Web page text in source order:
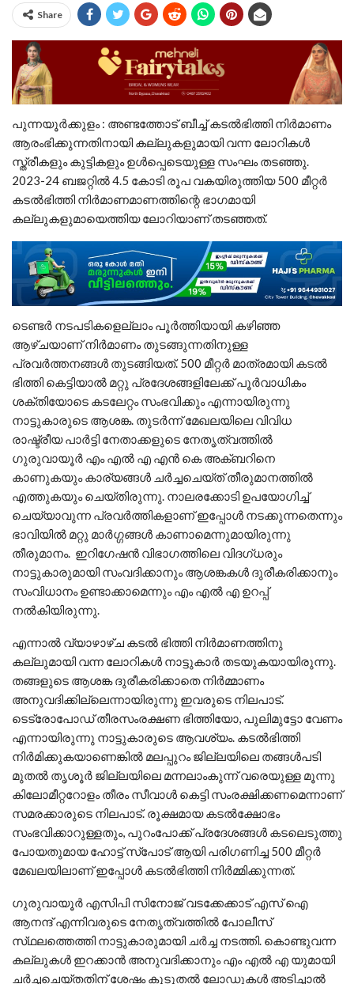
Share
പുന്നയൂർക്കുളം : അണ്ടത്തോട് ബീച്ച് കടൽഭിത്തി നിർമാണം
ആരംഭിക്കുന്നതിനായി കല്ലുകളുമായി വന്ന ലോറികൾ
സ്ത്രീകളും കുട്ടികളും ഉൾപ്പെടെയുള്ള സംഘം തടഞ്ഞു.
2023-24 ബജറ്റിൽ 4.5 കോടി രൂപ വകയിരുത്തിയ 500 മീറ്റർ
കടൽഭിത്തി നിർമാണമാണത്തിന്റെ ഭാഗമായി
കല്ലുകളുമായെത്തിയ ലോറിയാണ് തടഞ്ഞത്.
ടെണ്ടർ നടപടികളെല്ലാം പൂർത്തിയായി കഴിഞ്ഞ
ആഴ്ചയാണ് നിർമാണം തുടങ്ങുന്നതിനുള്ള
പ്രവർത്തനങ്ങൾ തുടങ്ങിയത്. 500 മീറ്റർ മാത്രമായി കടൽ
ഭിത്തി കെട്ടിയാൽ മറ്റു പ്രദേശങ്ങളിലേക്ക് പൂർവാധികം
ശക്തിയോടെ കടലേറ്റം സംഭവിക്കും എന്നായിരുന്നു
നാട്ടുകാരുടെ ആശങ്ക. തുടർന്ന് മേഖലയിലെ വിവിധ
രാഷ്ട്രീയ പാർട്ടി നേതാക്കളുടെ നേതൃത്വത്തിൽ
ഗുരുവായൂർ എം എൽ എ എൻ കെ അക്ബറിനെ
കാണുകയും കാര്യങ്ങൾ ചർച്ചചെയ്ത് തീരുമാനത്തിൽ
എത്തുകയും ചെയ്തിരുന്നു. നാലരക്കോടി ഉപയോഗിച്ച്
ചെയ്യാവുന്ന പ്രവർത്തികളാണ് ഇപ്പോൾ നടക്കുന്നതെന്നും
ഭാവിയിൽ മറ്റു മാർഗ്ഗങ്ങൾ കാണാമെന്നുമായിരുന്നു
തീരുമാനം. ഇറിഗേഷൻ വിഭാഗത്തിലെ വിദഗ്ധരും
നാട്ടുകാരുമായി സംവദിക്കാനും ആശങ്കകൾ ദുരീകരിക്കാനും
സംവിധാനം ഉണ്ടാക്കാമെന്നും എം എൽ എ ഉറപ്പ്
നൽകിയിരുന്നു.
എന്നാൽ വ്യാഴാഴ്ച കടൽ ഭിത്തി നിർമാണത്തിനു
കല്ലുമായി വന്ന ലോറികൾ നാട്ടുകാർ തടയുകയായിരുന്നു.
തങ്ങളുടെ ആശങ്ക ദുരീകരിക്കാതെ നിർമ്മാണം
അനുവദിക്കില്ലെന്നായിരുന്നു ഇവരുടെ നിലപാട്.
ടെട്രോപോഡ് തീരസംരക്ഷണ ഭിത്തിയോ, പുലിമുട്ടോ വേണം
എന്നായിരുന്നു നാട്ടുകാരുടെ ആവശ്യം. കടൽഭിത്തി
നിർമിക്കുകയാണെങ്കിൽ മലപ്പുറം ജില്ലയിലെ തങ്ങൾപടി
മുതൽ തൃശൂർ ജില്ലയിലെ മന്നലാംകുന്ന് വരെയുള്ള മൂന്നു
കിലോമീറ്ററോളം തീരം സീവാൾ കെട്ടി സംരക്ഷിക്കണമെന്നാണ്
സമരക്കാരുടെ നിലപാട്. രൂക്ഷമായ കടൽക്ഷോഭം
സംഭവിക്കാറുള്ളതും, പുറംപോക്ക് പ്രദേശങ്ങൾ കടലെടുത്തു
പോയതുമായ ഹോട്ട് സ്പോട് ആയി പരിഗണിച്ച 500 മീറ്റർ
മേഖലയിലാണ് ഇപ്പോൾ കടൽഭിത്തി നിർമ്മിക്കുന്നത്.
ഗുരുവായൂർ എസിപി സിനോജ് വടക്കേക്കാട് എസ് ഐ
ആനന്ദ് എന്നിവരുടെ നേതൃത്വത്തിൽ പോലീസ്
സ്‌ഥലത്തെത്തി നാട്ടുകാരുമായി ചർച്ച നടത്തി. കൊണ്ടുവന്ന
കല്ലുകൾ ഇറക്കാൻ അനുവദിക്കാനും എം എൽ എ യുമായി
ചർച്ചചെയ്തതിന് ശേഷം കൂടുതൽ ലോഡുകൾ അടിച്ചാൽ